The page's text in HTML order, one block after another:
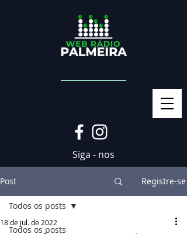
Siga - nos
Post Registre-se
Todos os posts
Todos os posts
18 de jul. de 2022